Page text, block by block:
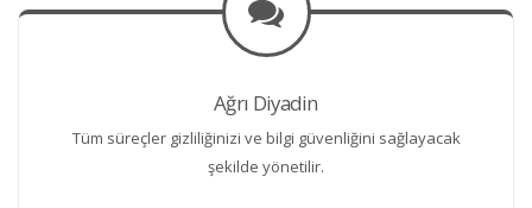
Ağrı Diyadin
Tüm süreçler gizliliğinizi ve bilgi güvenliğini sağlayacak
şekilde yönetilir.